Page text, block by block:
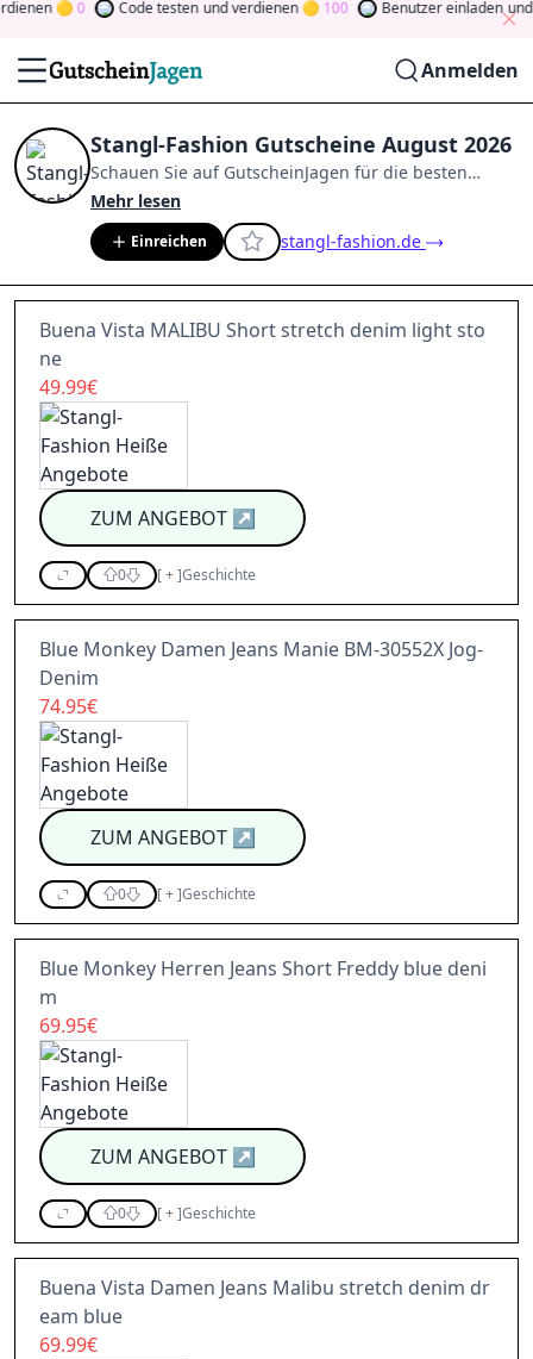
0 Code testen und verdienen 100 Benutzer einladen und
Anmelden
Stangl-Fashion Gutscheine August 2026
Schauen Sie auf GutscheinJagen für die besten
Stangl-Fashion
Mitglied der Community
indem Sie durch Abstimmen, Testen, Teilen und
mehr beitragen.
Drehen Sie den Glücksklee
gewinnen Sie Geld
Mehr lesen
Einreichen stangl-fashion.de
Buena Vista MALIBU Short stretch denim light sto
ne
49.99€
ZUM ANGEBOT↗
0 [+]Geschichte
Blue Monkey Damen Jeans Manie BM-30552X Jog-
Denim
74.95€
ZUM ANGEBOT↗
0 [+]Geschichte
Blue Monkey Herren Jeans Short Freddy blue deni
m
69.95€
ZUM ANGEBOT↗
0 [+]Geschichte
Buena Vista Damen Jeans Malibu stretch denim dr
eam blue
69.99€